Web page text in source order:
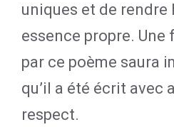
uniques et de rendre
essence propre. Une
par ce poème saura
qu’il a été écrit avec
respect.